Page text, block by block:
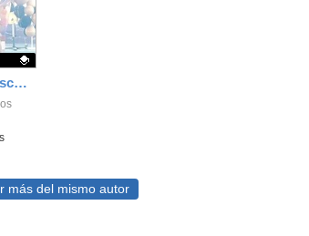
Graduación Sexto 2026 Discurso alumnos_CEIP FDLR_Las Rozas
más del mismo autor